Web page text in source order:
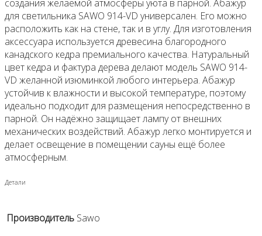
создания желаемой атмосферы уюта в парной. Абажур
для светильника SAWO 914-VD универсален. Его можно
расположить как на стене, так и в углу. Для изготовления
аксессуара используется древесина благородного
канадского кедра премиального качества. Натуральный
цвет кедра и фактура дерева делают модель SAWO 914-
VD желанной изюминкой любого интерьера. Абажур
устойчив к влажности и высокой температуре, поэтому
идеально подходит для размещения непосредственно в
парной. Он надёжно защищает лампу от внешних
механических воздействий. Абажур легко монтируется и
делает освещение в помещении сауны ещё более
атмосферным.
Детали
Производитель Sawo